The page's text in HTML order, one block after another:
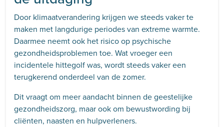
Door klimaatverandering krijgen we steeds vaker te
maken met langdurige periodes van extreme warmte.
Daarmee neemt ook het risico op psychische
gezondheidsproblemen toe. Wat vroeger een
incidentele hittegolf was, wordt steeds vaker een
terugkerend onderdeel van de zomer.
Dit vraagt om meer aandacht binnen de geestelijke
gezondheidszorg, maar ook om bewustwording bij
cliënten, naasten en hulpverleners.